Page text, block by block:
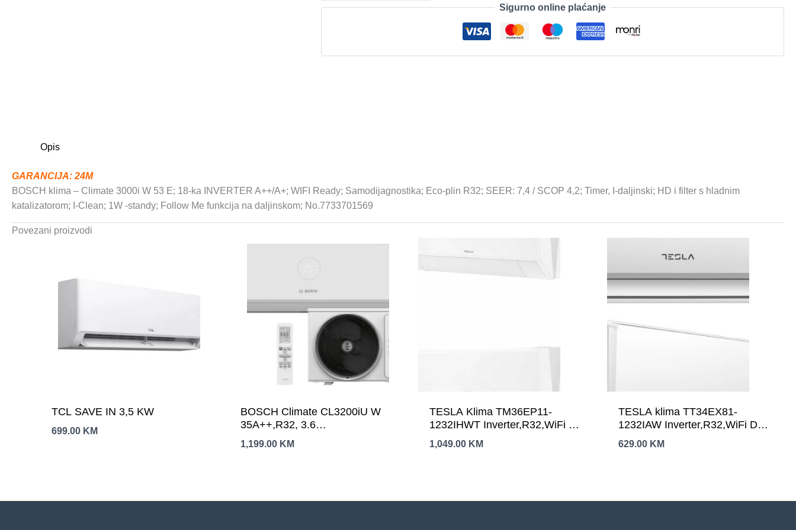
E
A++,
Sigurno online plaćanje
Opis
GARANCIJA: 24M
BOSCH klima – Climate 3000i W 53 E; 18-ka INVERTER A++/A+; WIFI Ready; Samodijagnostika; Eco-plin R32; SEER: 7,4 / SCOP 4,2; Timer, I-daljinski; HD i filter s hladnim
katalizatorom; I-Clean; 1W -standy; Follow Me funkcija na daljinskom; No.7733701569
Povezani proizvodi
TCL SAVE IN 3,5 KW
699.00 KM
BOSCH Climate CL3200iU W
35A++,R32, 3.6
kW,Hlađenje:-15C,
Grijanje:-15C-24C
1,199.00 KM
TESLA Klima TM36EP11-
1232IHWT Inverter,R32,WiFi DA
12000Btu snag.3,5kW
1,049.00 KM
TESLA klima TT34EX81-
1232IAW Inverter,R32,WiFi DA
12000Btu snag.3,5kW
629.00 KM